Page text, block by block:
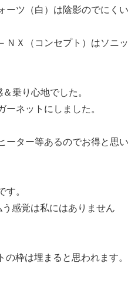
ツ（白）は陰影のでにくい
ＮＸ（コンセプト）はソニ
乗り心地でした。
ネットにしました。
ター等あるのでお得と思い
す。
感覚は私にはありません
の枠は埋まると思われます